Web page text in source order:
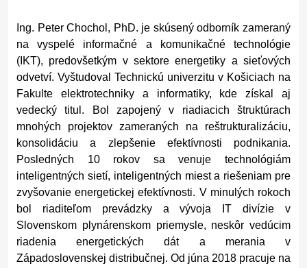
Ing. Peter Chochol, PhD. je skúsený odborník zameraný
na vyspelé informačné a komunikačné technológie
(IKT), predovšetkým v sektore energetiky a sieťových
odvetví. Vyštudoval Technickú univerzitu v Košiciach na
Fakulte elektrotechniky a informatiky, kde získal aj
vedecký titul. Bol zapojený v riadiacich štruktúrach
mnohých projektov zameraných na reštrukturalizáciu,
konsolidáciu a zlepšenie efektívnosti podnikania.
Posledných 10 rokov sa venuje technológiám
inteligentných sietí, inteligentných miest a riešeniam pre
zvyšovanie energetickej efektívnosti. V minulých rokoch
bol riaditeľom prevádzky a vývoja IT divízie v
Slovenskom plynárenskom priemysle, neskôr vedúcim
riadenia energetických dát a merania v
Západoslovenskej distribučnej. Od júna 2018 pracuje na